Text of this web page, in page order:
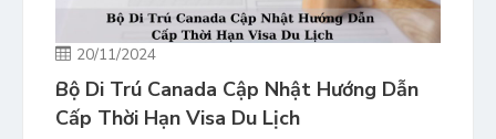
20/11/2024
Bộ Di Trú Canada Cập Nhật Hướng Dẫn
Cấp Thời Hạn Visa Du Lịch